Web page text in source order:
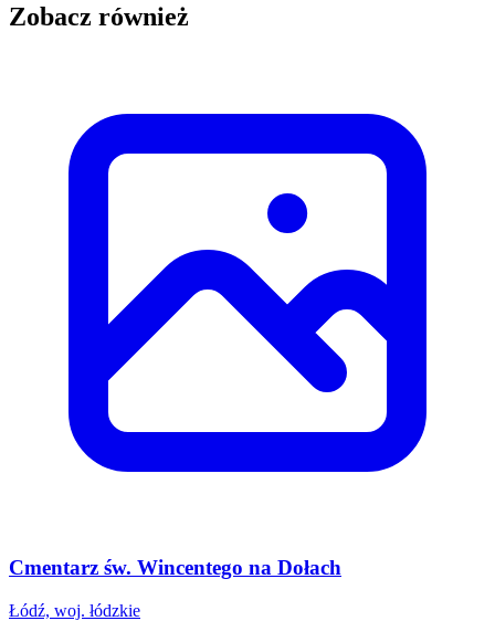
Zobacz również
Cmentarz św. Wincentego na Dołach
Łódź, woj. łódzkie